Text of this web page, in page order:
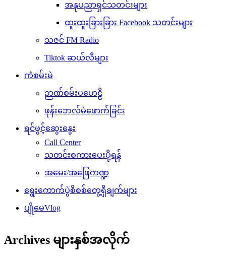
အနုပညာရှင်သတင်းများ
ထူးထူးခြားခြား Facebook သတင်းများ
သဇင် FM Radio
Tiktok ဆယ်လီများ
ကံစမ်းမဲ
ဉာဏ်စမ်းပဟေဠိ
ဖုန်းဘေလ်မဲဖောက်ခြင်း
ရင်ဖွင့်ဆွေးနွေး
Call Center
သတင်းစကားပေးပို့ရန်
အမေး/အဖြေကဏ္ဍ
ရွေးကောက်ပွဲစိစစ်တွေ့ရှိချက်များ
ပျိုမေVlog
Archives များနှစ်အလိုက်